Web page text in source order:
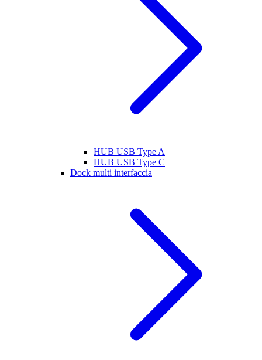
HUB USB Type A
HUB USB Type C
Dock multi interfaccia